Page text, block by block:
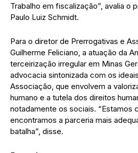
Trabalho em fiscalização”, avalia o
Paulo Luiz Schmidt.
Para o diretor de Prerrogativas e
Guilherme Feliciano, a atuação da
terceirização irregular em Minas
advocacia sintonizada com os
Associação, que envolvem a
humano e a tutela dos direitos
notadamente os sociais. “Estamos
encontramos a parceria mais
batalha”, disse.